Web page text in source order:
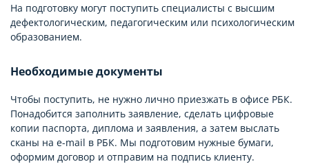
На подготовку могут поступить специалисты с высшим
дефектологическим, педагогическим или психологическим
образованием.
Необходимые документы
Чтобы поступить, не нужно лично приезжать в офисе РБК.
Понадобится заполнить заявление, сделать цифровые
копии паспорта, диплома и заявления, а затем выслать
сканы на e-mail в РБК. Мы подготовим нужные бумаги,
оформим договор и отправим на подпись клиенту.